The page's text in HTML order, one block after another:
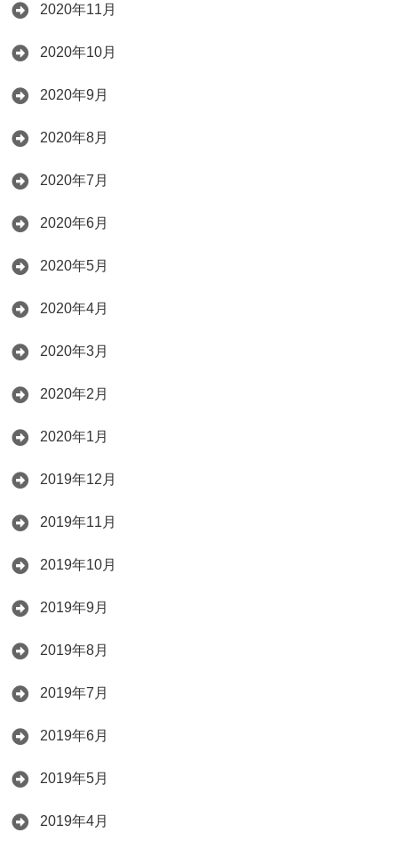
2020年11月
2020年10月
2020年9月
2020年8月
2020年7月
2020年6月
2020年5月
2020年4月
2020年3月
2020年2月
2020年1月
2019年12月
2019年11月
2019年10月
2019年9月
2019年8月
2019年7月
2019年6月
2019年5月
2019年4月